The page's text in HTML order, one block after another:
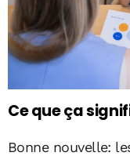
Ce que ça
Bonne nouvelle: